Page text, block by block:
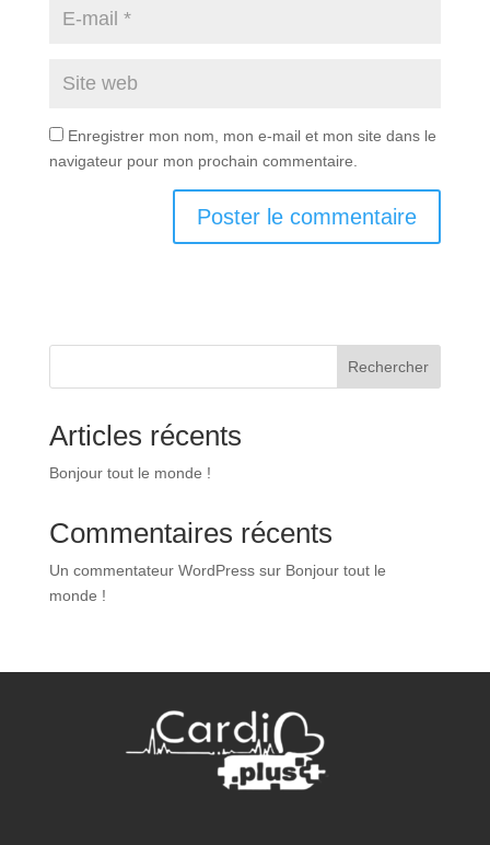
Enregistrer mon nom, mon e-mail et mon site dans le
navigateur pour mon prochain commentaire.
Rechercher
Articles récents
Bonjour tout le monde !
Commentaires récents
Un commentateur WordPresssur Bonjour tout le
monde !